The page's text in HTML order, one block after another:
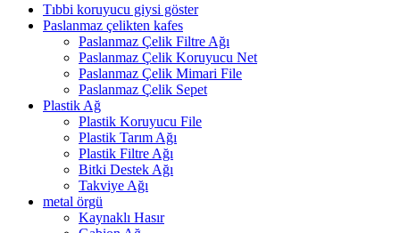
Tıbbi koruyucu giysi göster
Paslanmaz çelikten kafes
Paslanmaz Çelik Filtre Ağı
Paslanmaz Çelik Koruyucu Net
Paslanmaz Çelik Mimari File
Paslanmaz Çelik Sepet
Plastik Ağ
Plastik Koruyucu File
Plastik Tarım Ağı
Plastik Filtre Ağı
Bitki Destek Ağı
Takviye Ağı
metal örgü
Kaynaklı Hasır